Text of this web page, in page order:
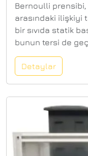
Bernoulli prensibi,
arasındaki ilişkiyi
bir sıvıda statik
bunun tersi de
korunumu ilkesi
modüler
Venturi nozulu ve
boru bölümü
değiştirdiği
tüpünün
panelinden
Detaylar